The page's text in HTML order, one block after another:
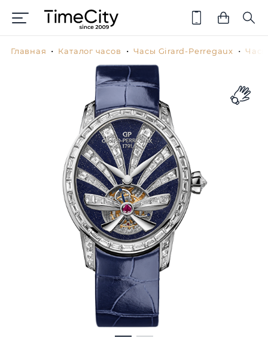
Главная Каталог часов Часы Girard-Perregaux Часы